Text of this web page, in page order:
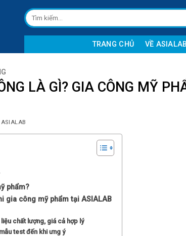
Tìm
kiếm:
TRANG CHỦ VỀ ASIALAB
LÀ GÌ? GIA CÔNG MỸ
ASIALAB
phẩm?
gia công mỹ phẩm tại ASIALAB
chất lượng, giá cả hợp lý
test đến khi ưng ý